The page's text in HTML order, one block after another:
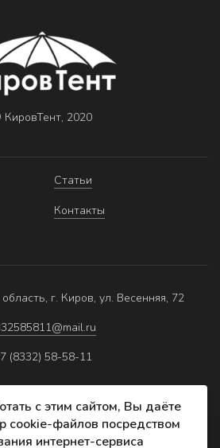
2020
Статьи
Контакты
г. Киров, ул. Весенняя, 72
(8332) 58-58-11
персональных данных
с этим сайтом, Вы даёте
cookie-файлов посредством
интернет-сервиса